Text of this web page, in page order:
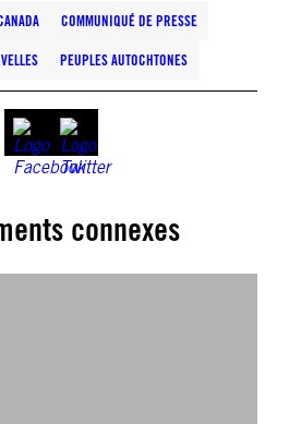
COMMUNIQUÉ DE PRESSE
PEUPLES AUTOCHTONES
connexes